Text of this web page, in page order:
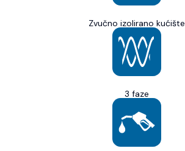
Zvučno izolirano kućište
3 faze